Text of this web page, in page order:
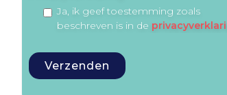
Ja, ik geef toestemming zoals
beschreven is in de